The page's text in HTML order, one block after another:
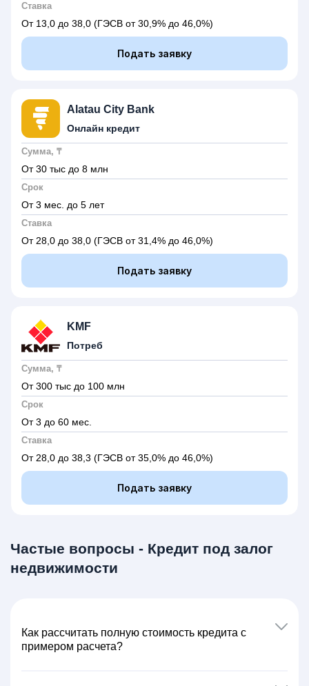
Ставка
От 13,0 до 38,0 (ГЭСВ от 30,9% до 46,0%)
Подать заявку
Alatau City Bank
Онлайн кредит
Сумма, ₸
От 30 тыс до 8 млн
Срок
От 3 мес. до 5 лет
Ставка
От 28,0 до 38,0 (ГЭСВ от 31,4% до 46,0%)
Подать заявку
KMF
Потреб
Сумма, ₸
От 300 тыс до 100 млн
Срок
От 3 до 60 мес.
Ставка
От 28,0 до 38,3 (ГЭСВ от 35,0% до 46,0%)
Подать заявку
Частые вопросы - Кредит под залог
недвижимости
Как расcчитать полную стоимость кредита с
примером расчета?